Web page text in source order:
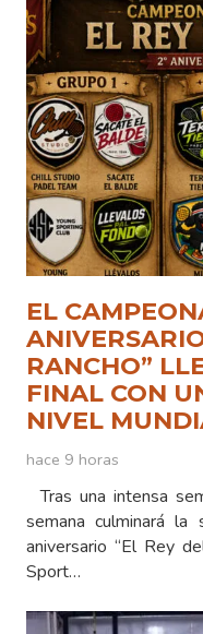
EL
RANCHO”
FINAL CON
NIVEL
hace 9 horas
Tras una intensa
semana culminará la
aniversario “El Rey
Sport…